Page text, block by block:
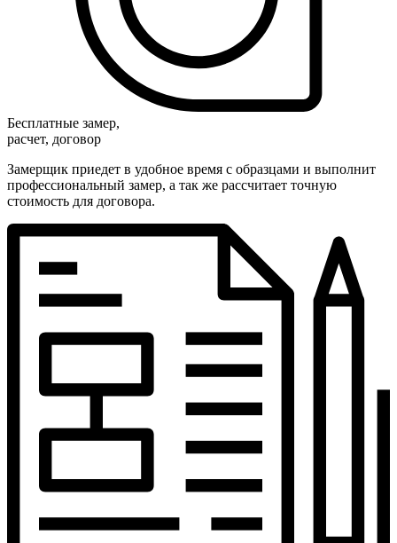
Бесплатные замер,
расчет, договор
Замерщик приедет в удобное время с образцами и выполнит
профессиональный замер, а так же рассчитает точную
стоимость для договора.